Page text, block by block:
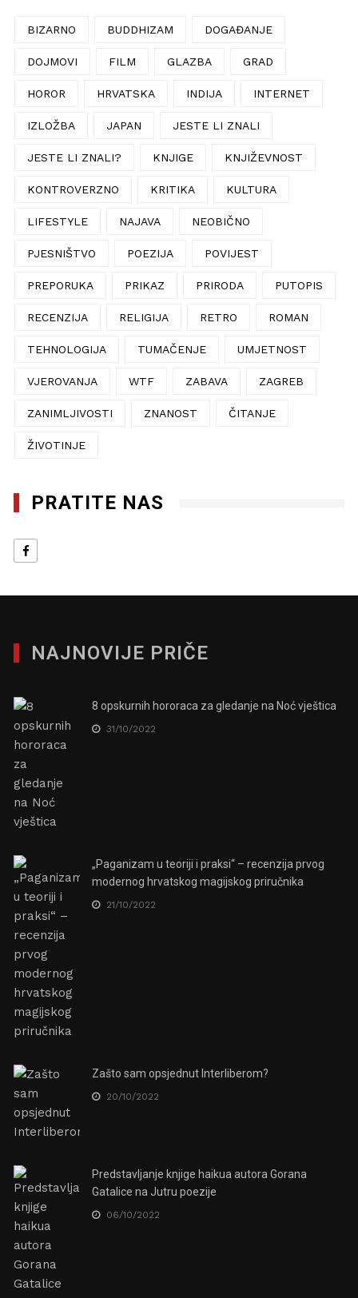
BIZARNO BUDDHIZAM DOGAĐANJE
DOJMOVI FILM GLAZBA GRAD
HOROR HRVATSKA INDIJA INTERNET
IZLOŽBA JAPAN JESTE LI ZNALI
JESTE LI ZNALI? KNJIGE KNJIŽEVNOST
KONTROVERZNO KRITIKA KULTURA
LIFESTYLE NAJAVA NEOBIČNO
PJESNIŠTVO POEZIJA POVIJEST
PREPORUKA PRIKAZ PRIRODA PUTOPIS
RECENZIJA RELIGIJA RETRO ROMAN
TEHNOLOGIJA TUMAČENJE UMJETNOST
VJEROVANJA WTF ZABAVA ZAGREB
ZANIMLJIVOSTI ZNANOST ČITANJE
ŽIVOTINJE
PRATITE NAS
NAJNOVIJE PRIČE
8 opskurnih hororaca za gledanje na Noć vještica
31/10/2022
„Paganizam u teoriji i praksi“ – recenzija prvog
modernog hrvatskog magijskog priručnika
21/10/2022
Zašto sam opsjednut Interliberom?
20/10/2022
Predstavljanje knjige haikua autora Gorana
Gatalice na Jutru poezije
06/10/2022